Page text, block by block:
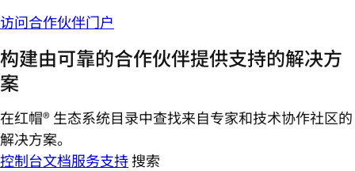
访问合作伙伴门户
构建由可靠的合作伙伴提供支持的解决方
案
在红帽® 生态系统目录中查找来自专家和技术协作社区的
解决方案。
控制台文档服务支持搜索